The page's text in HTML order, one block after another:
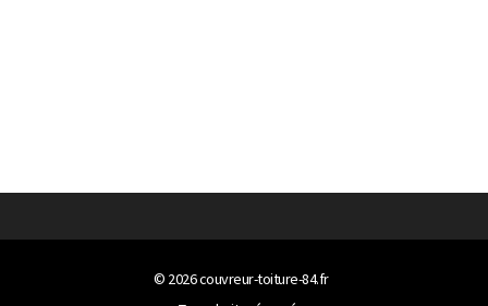
© 2026couvreur-toiture-84.fr